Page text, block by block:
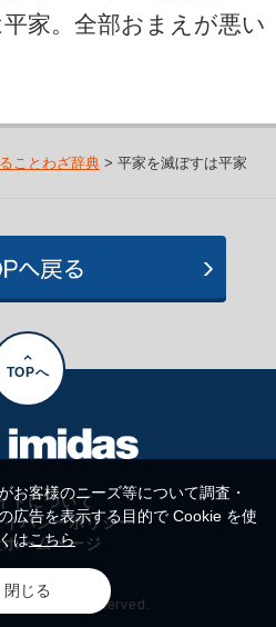
家。全部おまえが悪い
ことわざ辞典> 平家を滅ぼすは平家
TOPへ
トについて
バシーポリシー
ームページ
All rights reserved.
お客様のニーズ等について調査・
広告を表示する目的で Cookie を使
はこちら
閉じる